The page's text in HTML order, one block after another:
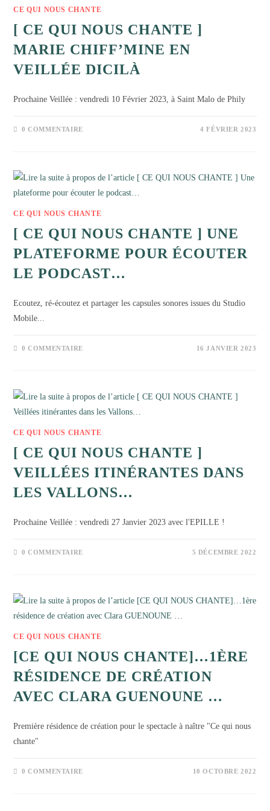
CE QUI NOUS CHANTE
[ CE QUI NOUS CHANTE ]
MARIE CHIFF’MINE EN
VEILLÉE DICILÀ
Prochaine Veillée : vendredi 10 Février 2023, à Saint Malo de Phily
0 COMMENTAIRE 4 FÉVRIER 2023
CE QUI NOUS CHANTE
[ CE QUI NOUS CHANTE ] UNE
PLATEFORME POUR ÉCOUTER
LE PODCAST…
Ecoutez, ré-écoutez et partager les capsules sonores issues du Studio
Mobile...
0 COMMENTAIRE 16 JANVIER 2023
CE QUI NOUS CHANTE
[ CE QUI NOUS CHANTE ]
VEILLÉES ITINÉRANTES DANS
LES VALLONS…
Prochaine Veillée : vendredi 27 Janvier 2023 avec l'EPILLE !
0 COMMENTAIRE 5 DÉCEMBRE 2022
CE QUI NOUS CHANTE
[CE QUI NOUS CHANTE]…1ÈRE
RÉSIDENCE DE CRÉATION
AVEC CLARA GUENOUNE …
Première résidence de création pour le spectacle à naître "Ce qui nous
chante"
0 COMMENTAIRE 10 OCTOBRE 2022